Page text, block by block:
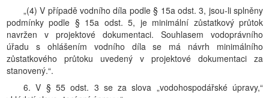
„(4) V případě vodního díla podle § 15a odst. 3, jsou-li splněny
podmínky podle § 15a odst. 5, je minimální zůstatkový průtok
navržen v projektové dokumentaci. Souhlasem vodoprávního
úřadu s ohlášením vodního díla se má návrh minimálního
zůstatkového průtoku uvedený v projektové dokumentaci za
stanovený.“.
6. V § 55 odst. 3 se za slova „vodohospodářské úpravy,“